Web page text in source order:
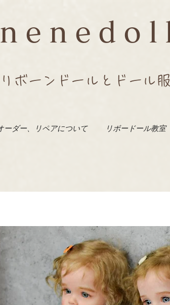
nenedoll
リボーンドールとドール服
ーダー、リペアについて リボードール教室